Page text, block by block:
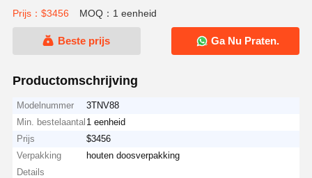
Prijs：$3456 MOQ：1 eenheid
Beste prijs Ga Nu Praten.
Productomschrijving
Modelnummer
3TNV88
Min. bestelaantal 1 eenheid
Prijs
$3456
Verpakking
Details
houten doosverpakking